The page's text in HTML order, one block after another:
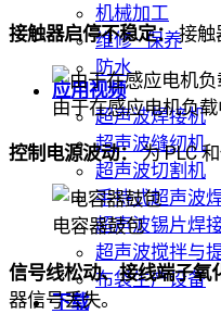
机械加工
维修 · 保养
防水
应用视频
超声波焊接机
超声波缝纫机
超声波切割机
手持式超声波
超声波锡片焊
超声波搅拌与
布袋生产设备
下载
接触器启停不稳定：接触
由于在感应电机负
控制电源波动：为 PLC
电容器鼓包
信号线松动、接线端子氧
器信号丢失。